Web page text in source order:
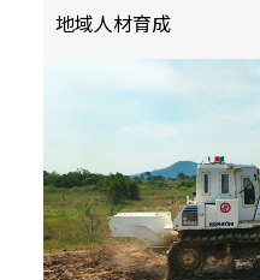
地域人材育成